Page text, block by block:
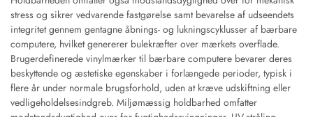
stress og sikrer vedvarende fastgørelse samt bevarelse af udseendets
integritet gennem gentagne åbnings- og lukningscyklusser af bærbare
computere, hvilket genererer bulekræfter over mærkets overflade.
Brugerdefinerede vinylmærker til bærbare computere bevarer deres
beskyttende og æstetiske egenskaber i forlængede perioder, typisk i
flere år under normale brugsforhold, uden at kræve udskiftning eller
vedligeholdelsesindgreb. Miljømæssig holdbarhed omfatter